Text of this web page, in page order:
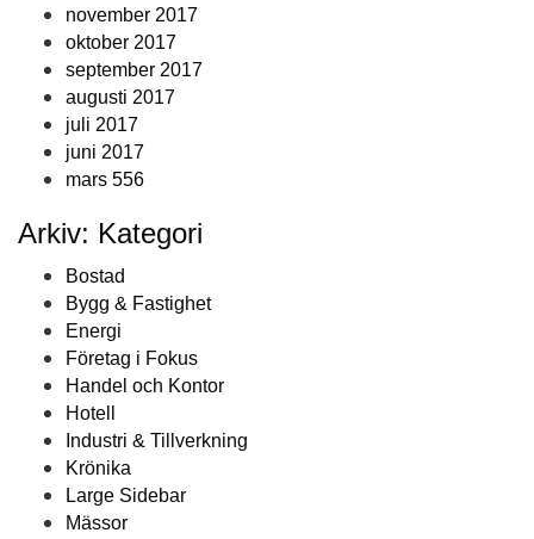
november 2017
oktober 2017
september 2017
augusti 2017
juli 2017
juni 2017
mars 556
Arkiv: Kategori
Bostad
Bygg & Fastighet
Energi
Företag i Fokus
Handel och Kontor
Hotell
Industri & Tillverkning
Krönika
Large Sidebar
Mässor